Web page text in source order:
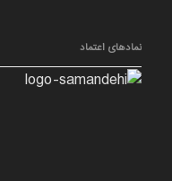
نمادهای اعتماد